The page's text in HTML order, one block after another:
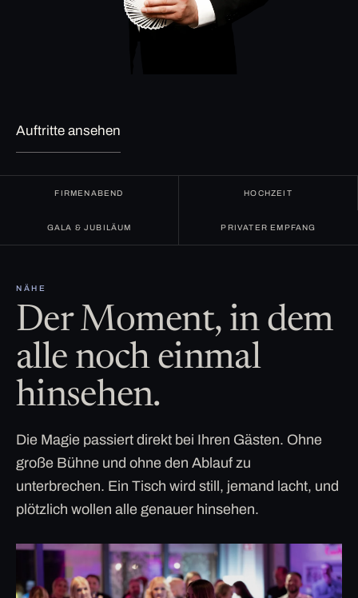
Auftritte ansehen
FIRMENABEND HOCHZEIT
GALA & JUBILÄUM PRIVATER EMPFANG
NÄHE
Der Moment, in dem
alle noch einmal
hinsehen.
Die Magie passiert direkt bei Ihren Gästen. Ohne
große Bühne und ohne den Ablauf zu
unterbrechen. Ein Tisch wird still, jemand lacht, und
plötzlich wollen alle genauer hinsehen.